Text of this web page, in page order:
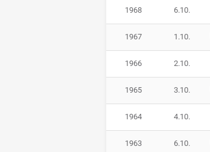
1968 6.10.
1967 1.10.
1966 2.10.
1965 3.10.
1964 4.10.
1963 6.10.